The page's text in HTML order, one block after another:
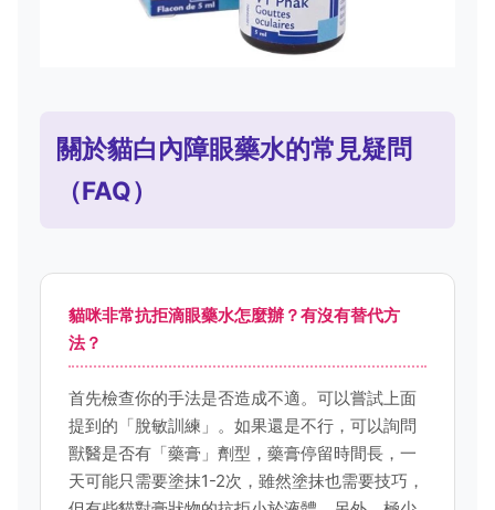
關於貓白內障眼藥水的常見疑問
（FAQ）
貓咪非常抗拒滴眼藥水怎麼辦？有沒有替代方
法？
首先檢查你的手法是否造成不適。可以嘗試上面
提到的「脫敏訓練」。如果還是不行，可以詢問
獸醫是否有「藥膏」劑型，藥膏停留時間長，一
天可能只需要塗抹1-2次，雖然塗抹也需要技巧，